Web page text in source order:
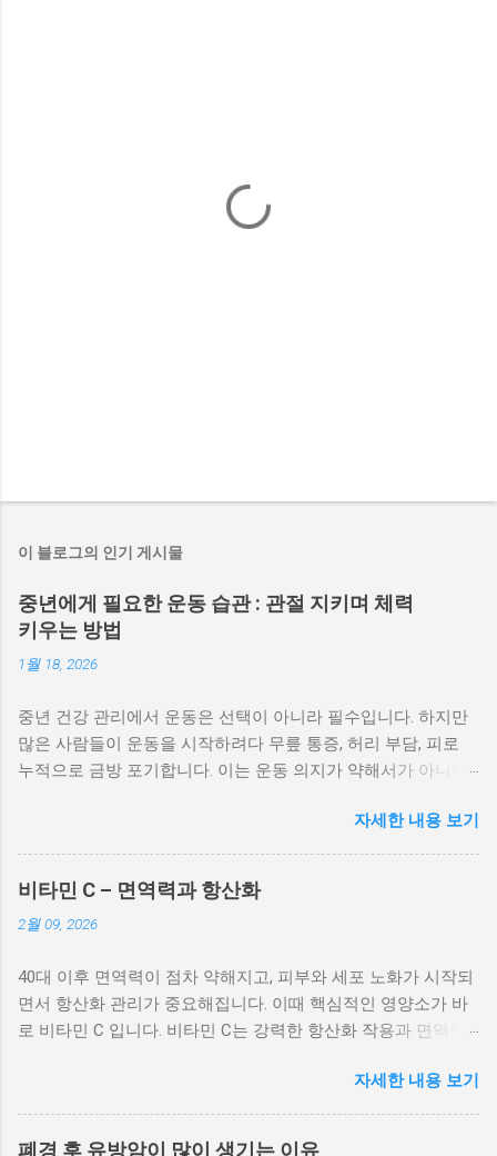
이 블로그의 인기 게시물
중년에게 필요한 운동 습관 : 관절 지키며 체력
키우는 방법
1월 18, 2026
중년 건강 관리에서 운동은 선택이 아니라 필수입니다. 하지만
많은 사람들이 운동을 시작하려다 무릎 통증, 허리 부담, 피로
누적으로 금방 포기합니다. 이는 운동 의지가 약해서가 아니라,
글에서는 중년이 반드시 알아야 할 운동 원칙과 관절을 보호하
면서 체력을 키우는 현실적인 방법을 소개합니다. 중년 운동은
젊을 때와 기준이 완전히 다르다 중년 이후에는 근육 회복 속도
가 느려지고 관절과 인대의 탄력도 감소합니다. 젊을 때처럼 갑
자기 강도를 높이거나 무리한 운동을 하면 오히려 통증과 부상
게 하느냐”가 아니라 “얼마나 오래 지속할 수 있느냐”입니다. 특
히 중년에게 흔한 무릎, 허리, 어깨 통증은 잘못된 운동 습관에
서 시작되는 경우가 많습니다. 처음부터 고강도 운동을 선택하
년에게 가장 효과적인 기본 운동은 걷기 중년 운동 중 가장 안전
하면서 효과적인 방법은 걷기입니다. 걷기는 관절에 부담이 적
고 심폐 기능을 개선하며, 체중 관리에도 도움이 됩니다. 중요한
자세한 내용 보기
비타민 C – 면역력과 항산화
2월 09, 2026
40대 이후 면역력이 점차 약해지고, 피부와 세포 노화가 시작되
면서 항산화 관리가 중요해집니다. 이때 핵심적인 영양소가 바
로 비타민 C 입니다. 비타민 C는 강력한 항산화 작용과 면역력
을 지키는 필수 영양소입니다. 비타민 C가 중요한 이유 비타민
C는 체내에서 세포를 손상시키는 활성산소를 제거하여 항산화
작용 을 수행합니다. 또한, 콜라겐 합성을 도와 피부 탄력과 관
자세한 내용 보기
폐경 후 유방암이 많이 생기는 이유